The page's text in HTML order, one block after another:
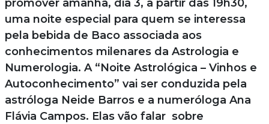
promover amanhã, dia 3, a partir das 19h30,
uma noite especial para quem se interessa
pela bebida de Baco associada aos
conhecimentos milenares da Astrologia e
Numerologia. A “Noite Astrológica – Vinhos e
Autoconhecimento” vai ser conduzida pela
astróloga Neide Barros e a numeróloga Ana
Flávia Campos. Elas vão falar sobre